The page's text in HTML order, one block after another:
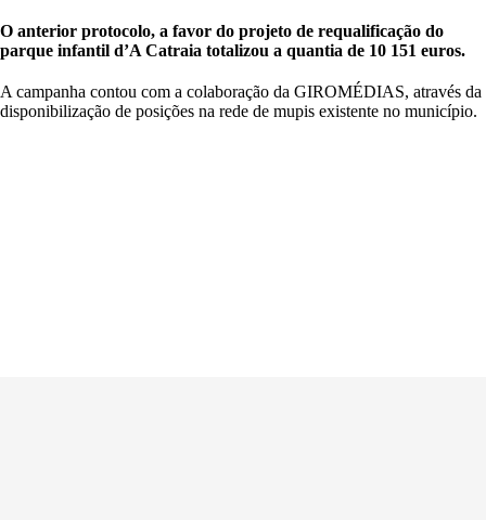
O anterior protocolo, a favor do projeto de requalificação do
parque infantil d’A Catraia totalizou a quantia de 10 151 euros.
A campanha contou com a colaboração da GIROMÉDIAS, através da
disponibilização de posições na rede de mupis existente no município.